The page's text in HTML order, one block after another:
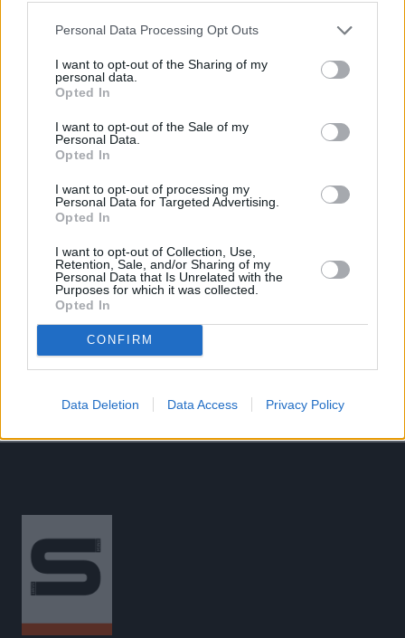
Personal Data Processing Opt Outs
I want to opt-out of the Sharing of my
personal data.
Opted In
I want to opt-out of the Sale of my
Personal Data.
Opted In
I want to opt-out of processing my
Personal Data for Targeted Advertising.
Opted In
I want to opt-out of Collection, Use,
Retention, Sale, and/or Sharing of my
Personal Data that Is Unrelated with the
Purposes for which it was collected.
Opted In
CONFIRM
Data Deletion Data Access Privacy Policy
Το άρθρο δεν έχει ακόμα βαθμολογηθεί.
Βαθμολογήστε αυτό το άρθρο:
Δικαίωση για διαγραφή από το
Γ.Σ ΙΚΑΡΟ ΝΕΑΣ ΙΩΝΙΑΣ
Διακοπές στην Ιταλία με τη φίλη